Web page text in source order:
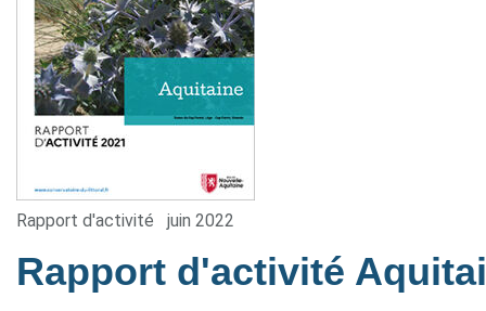
Rapport d'activité juin 2022
Rapport d'activité